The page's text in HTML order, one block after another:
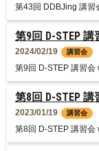
第8回 D-STEP
2023/01/19 講習会
第8回 D-STEP 講習
第9回 D-STEP
2024/02/19 講習会
第9回 D-STEP 講習
第43回 DDBJing 講習